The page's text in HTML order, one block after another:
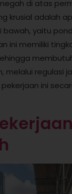
di atas
krusial adalah
yaitu
ini memiliki
melalui regulasi
ini